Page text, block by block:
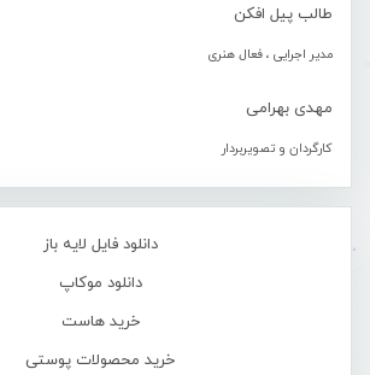
طالب پیل افکن
مدیر اجرایی ، فعال هنری
مهدی بهرامی
کارگردان و تصویربردار
دانلود فایل لایه باز
دانلود موکاپ
خرید هاست
خرید محصولات پوستی